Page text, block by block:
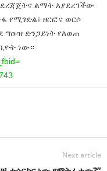
ልማት እያደረገችው
የሚገድል፣ ዘርፎና ወርሶ
ግዑዝ ድንጋይነት የለወጠ
ነው።
Next article